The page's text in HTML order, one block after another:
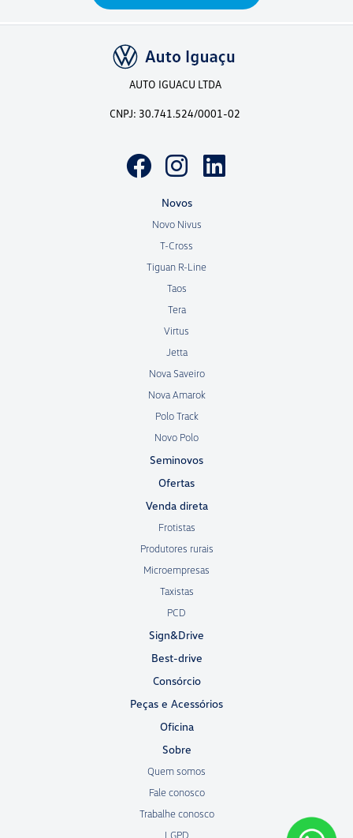
AUTO IGUACU LTDA
CNPJ: 30.741.524/0001-02
Novos
Novo Nivus
T-Cross
Tiguan R-Line
Taos
Tera
Virtus
Jetta
Nova Saveiro
Nova Amarok
Polo Track
Novo Polo
Seminovos
Ofertas
Venda direta
Frotistas
Produtores rurais
Microempresas
Taxistas
PCD
Sign&Drive
Best-drive
Consórcio
Peças e Acessórios
Oficina
Sobre
Quem somos
Fale conosco
Trabalhe conosco
LGPD